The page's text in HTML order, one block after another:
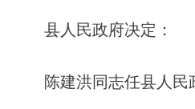
县人民政府决定：
陈建洪同志任县人民